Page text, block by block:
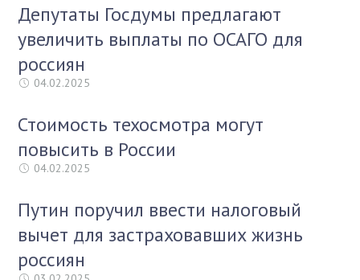
Депутаты Госдумы предлагают
увеличить выплаты по ОСАГО для
россиян
04.02.2025
Стоимость техосмотра могут
повысить в России
04.02.2025
Путин поручил ввести налоговый
вычет для застраховавших жизнь
россиян